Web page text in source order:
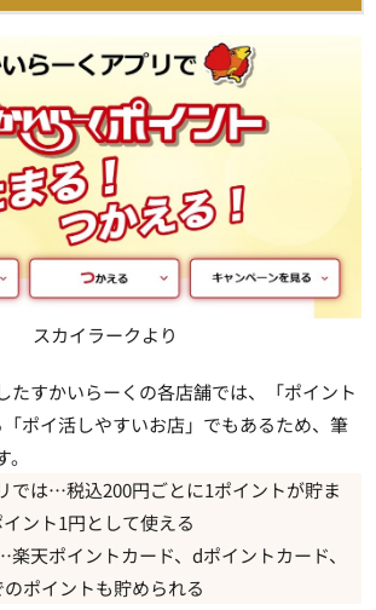
スカイラークより
たすかいらーくの各店舗では、「ポイント
ポイ活しやすいお店」でもあるため、筆
では…税込200円ごとに1ポイントが貯ま
ント1円として使える
天ポイントカード、dポイントカード、
ポイントも貯められる